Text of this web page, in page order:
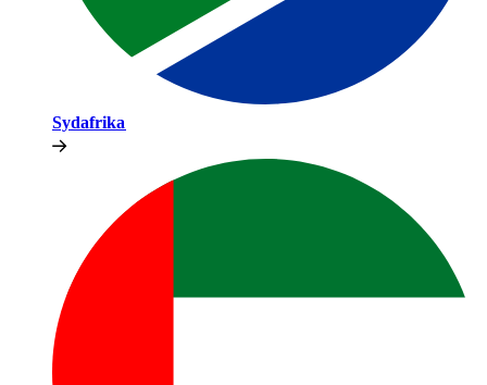
Sydafrika​​